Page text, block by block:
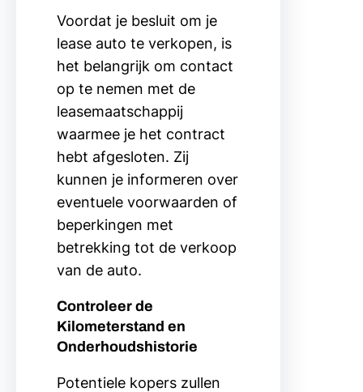
Voordat je besluit om je
lease auto te verkopen, is
het belangrijk om contact
op te nemen met de
leasemaatschappij
waarmee je het contract
hebt afgesloten. Zij
kunnen je informeren over
eventuele voorwaarden of
beperkingen met
betrekking tot de verkoop
van de auto.
Controleer de
Kilometerstand en
Onderhoudshistorie
Potentiele kopers zullen